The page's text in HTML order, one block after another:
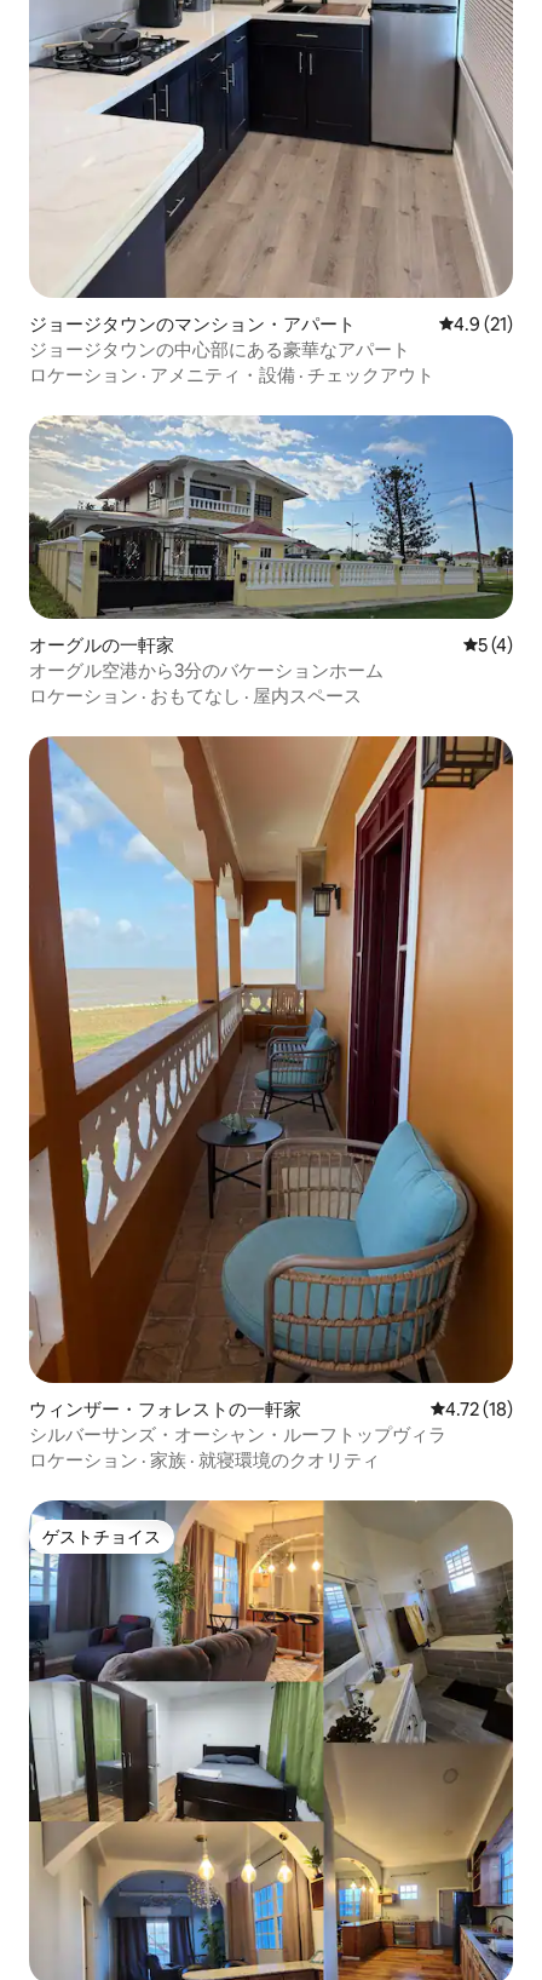
ジョージタウンのマンション・アパート レビュー21
4.9 (21)
ジョージタウンの中心部にある豪華なアパート
ロケーション · アメニティ・設備 · チェックアウト
オーグルの一軒家 レビュー
5 (4)
オーグル空港から3分のバケーションホーム
ロケーション · おもてなし · 屋内スペース
ウィンザー・フォレストの一軒家 レビュー18
4.72 (18)
シルバーサンズ・オーシャン・ルーフトップヴィラ
ロケーション · 家族 · 就寝環境のクオリティ
ゲストチョイス
ゲストチョイス